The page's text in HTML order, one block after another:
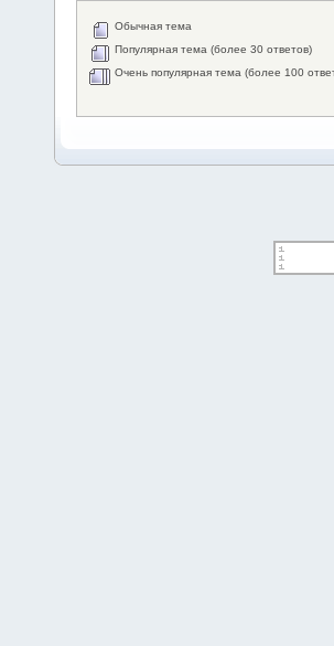
Обычная тема
Популярная тема (более 30 ответов)
Очень популярная тема (более 100